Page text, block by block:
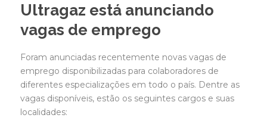
Ultragaz está anunciando
vagas de emprego
Foram anunciadas recentemente novas vagas de
emprego disponibilizadas para colaboradores de
diferentes especializações em todo o país. Dentre as
vagas disponíveis, estão os seguintes cargos e suas
localidades: